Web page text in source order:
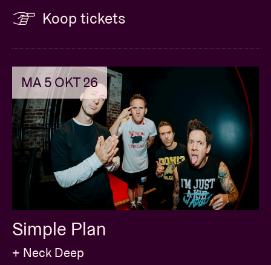
Koop tickets
MA 5 OKT 26
Simple Plan
+ Neck Deep